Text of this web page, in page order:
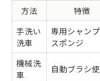
方法 特徴
手洗い
洗車
専用シャン
スポンジ
機械洗
車
自動ブラシ